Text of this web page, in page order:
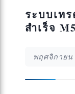
ระบบเท
สำเร็จ
พฤศจิกายน